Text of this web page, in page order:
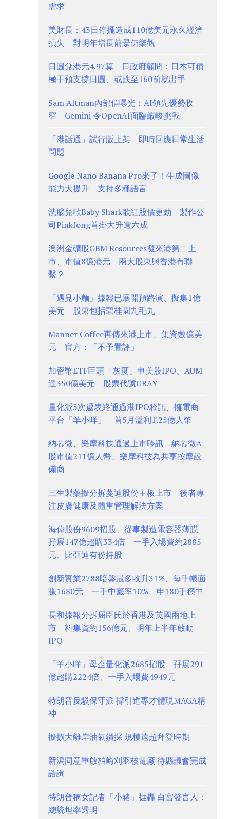
需求
美財長：43日停擺造成110億美元永久經濟
損失 對明年增長前景仍樂觀
日圓兌港元4.97算 日政府顧問：日本可積
極干預支撐日圓、或跌至160前就出手
Sam Altman內部信曝光：AI領先優勢收
窄 Gemini 令OpenAI面臨嚴峻挑戰
「港話通」試行版上架 即時回應日常生活
問題
Google Nano Banana Pro來了！生成圖像
能力大提升 支持多種語言
洗腦兒歌Baby Shark歌紅股價更勁 製作公
司Pinkfong首掛大升逾六成
澳洲金礦股GBM Resources擬來港第二上
市、市值8億港元 兩大股東與香港有聯
繫？
「遇見小麵」據報已展開預路演、擬集1億
美元 股東包括碧桂園九毛九
Manner Coffee再傳來港上市、集資數億美
元 官方：「不予置評」
加密幣ETF巨頭「灰度」申美股IPO、AUM
達350億美元 股票代號GRAY
量化派5次遞表終通過港IPO聆訊、擁電商
平台「羊小咩」 首5月溢利1.25億人幣
納芯微、樂摩科技通過上市聆訊 納芯微A
股市值211億人幣、樂摩科技為共享按摩設
備商
三生製藥擬分拆蔓迪股份主板上市 後者專
注皮膚健康及體重管理解決方案
海偉股份9609招股、從事製造電容器薄膜
孖展147億超購334倍 一手入場費約2885
元、比亞迪有份持股
創新實業2788暗盤最多收升31%、每手帳面
賺1680元 一手中籤率10%、申180手穩中
長和據報分拆屈臣氏於香港及英國兩地上
市 料集資約156億元、明年上半年啟動
IPO
「羊小咩」母企量化派2685招股 孖展291
億超購2224倍、一手入場費4949元
特朗普反駁保守派 撐引進專才體現MAGA精
神
擬擴大離岸油氣鑽探 規模遠超拜登時期
新潟同意重啟柏崎刈羽核電廠 待縣議會完成
諮詢
特朗普稱女記者「小豬」捱轟 白宮發言人：
總統坦率透明